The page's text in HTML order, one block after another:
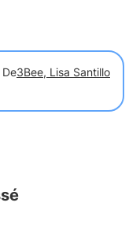
De3Bee, Lisa Santillo